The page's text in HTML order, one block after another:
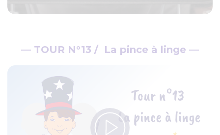
— TOUR N°13 / La pince à linge —